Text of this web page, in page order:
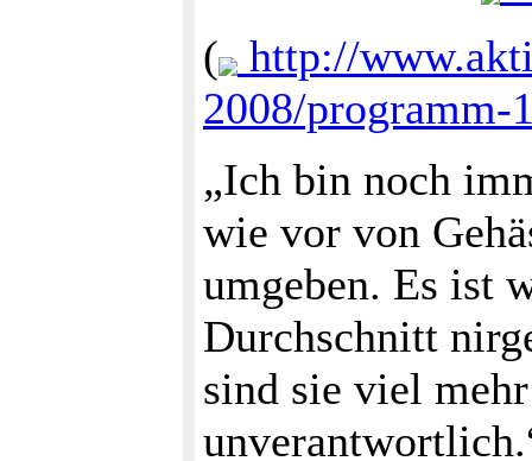
(
http://
2008/programm-
„Ich bin noch
wie vor von
umgeben. Es ist
Durchschnitt
sind sie viel